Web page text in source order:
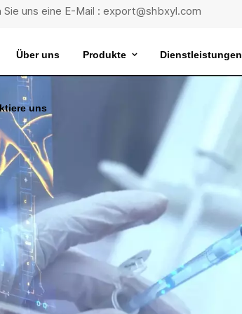
Sie uns eine E-Mail : export@shbxyl.com
Über uns Produkte Dienstleistungen
uns